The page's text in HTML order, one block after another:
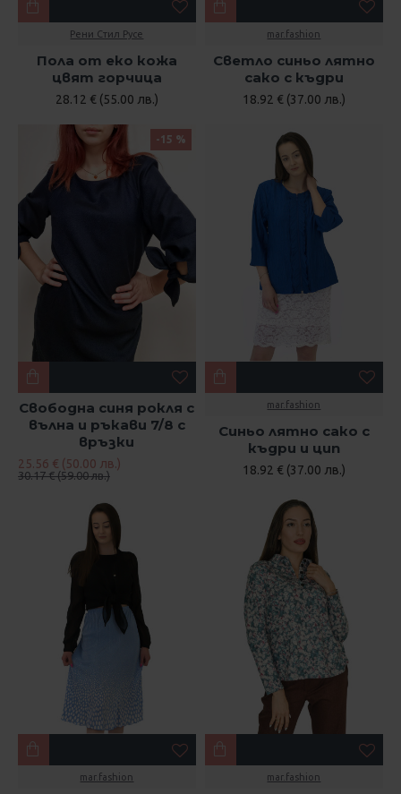
Рени Стил Русе
Пола от еко кожа
цвят горчица
28.12 € (55.00 лв.)
mar.fashion
Светло синьо лятно
сако с къдри
18.92 € (37.00 лв.)
-15 %
Свободна синя рокля с
вълна и ръкави 7/8 с
връзки
25.56 € (50.00 лв.)
30.17 € (59.00 лв.)
mar.fashion
Синьо лятно сако с
къдри и цип
18.92 € (37.00 лв.)
mar.fashion mar.fashion